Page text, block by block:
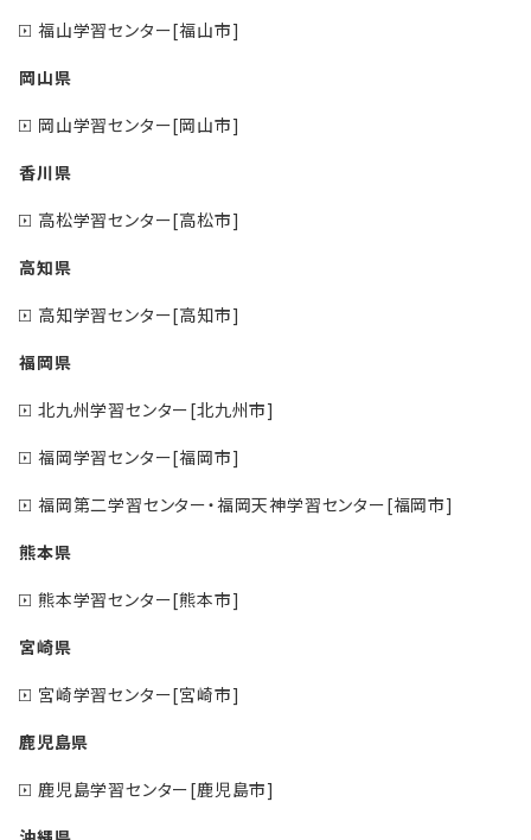
福山学習センター[福山市]
岡山県
岡山学習センター[岡山市]
香川県
高松学習センター[高松市]
高知県
高知学習センター[高知市]
福岡県
北九州学習センター[北九州市]
福岡学習センター[福岡市]
福岡第二学習センター・福岡天神学習センター[福岡市]
熊本県
熊本学習センター[熊本市]
宮崎県
宮崎学習センター[宮崎市]
鹿児島県
鹿児島学習センター[鹿児島市]